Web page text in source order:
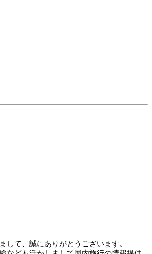
して、誠にありがとうございます。